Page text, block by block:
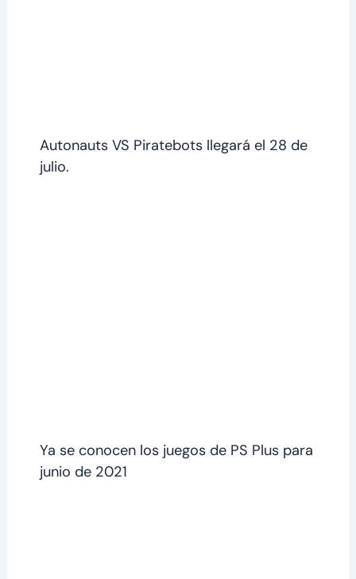
Autonauts VS Piratebots llegará el 28 de
julio.
Ya se conocen los juegos de PS Plus para
junio de 2021